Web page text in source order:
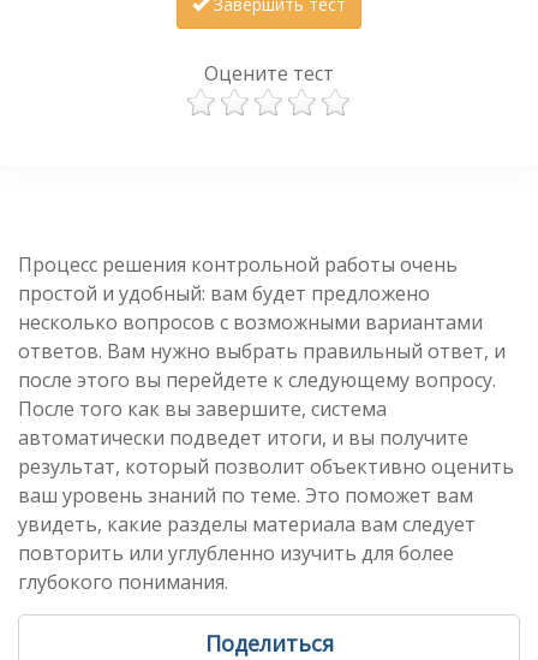
Оцените тест
Процесс решения контрольной работы очень
простой и удобный: вам будет предложено
несколько вопросов с возможными вариантами
ответов. Вам нужно выбрать правильный ответ, и
после этого вы перейдете к следующему вопросу.
После того как вы завершите, система
автоматически подведет итоги, и вы получите
результат, который позволит объективно оценить
ваш уровень знаний по теме. Это поможет вам
увидеть, какие разделы материала вам следует
повторить или углубленно изучить для более
глубокого понимания.
Поделиться